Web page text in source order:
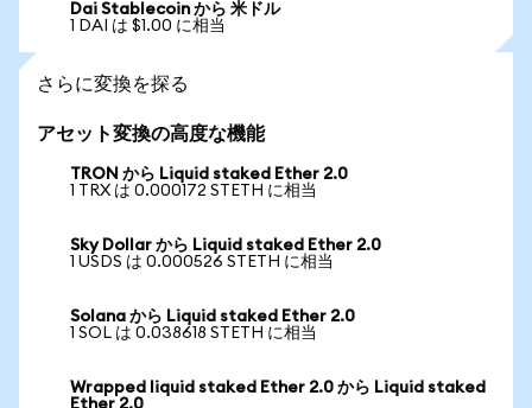
Dai Stablecoin から 米ドル
1 DAI は $1.00 に相当
さらに変換を探る
アセット変換の高度な機能
TRON から Liquid staked Ether 2.0
1 TRX は 0.000172 STETH に相当
Sky Dollar から Liquid staked Ether 2.0
1 USDS は 0.000526 STETH に相当
Solana から Liquid staked Ether 2.0
1 SOL は 0.038618 STETH に相当
Wrapped liquid staked Ether 2.0 から Liquid staked
Ether 2.0